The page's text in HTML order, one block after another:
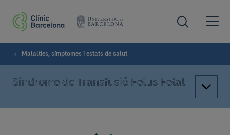
Malalties, símptomes i estats de salut
Síndrome de Transfusió Fetus Fetal